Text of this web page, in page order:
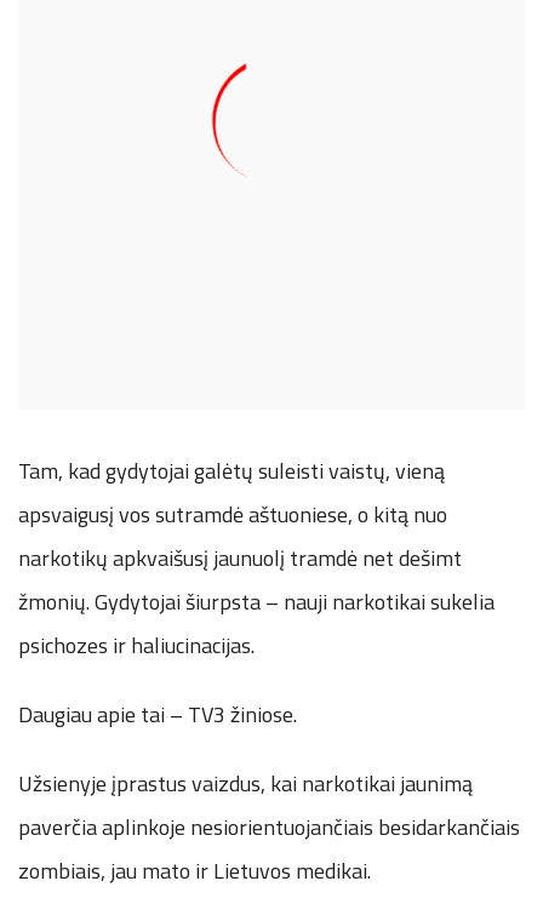
Tam, kad gydytojai galėtų suleisti vaistų, vieną
apsvaigusį vos sutramdė aštuoniese, o kitą nuo
narkotikų apkvaišusį jaunuolį tramdė net dešimt
žmonių. Gydytojai šiurpsta – nauji narkotikai sukelia
psichozes ir haliucinacijas.
Daugiau apie tai – TV3 žiniose.
Užsienyje įprastus vaizdus, kai narkotikai jaunimą
paverčia aplinkoje nesiorientuojančiais besidarkančiais
zombiais, jau mato ir Lietuvos medikai.